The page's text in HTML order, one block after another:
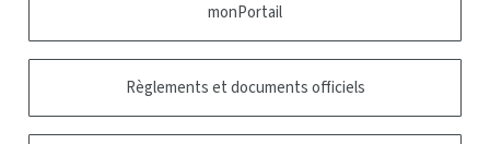
monPortail
Règlements et documents officiels